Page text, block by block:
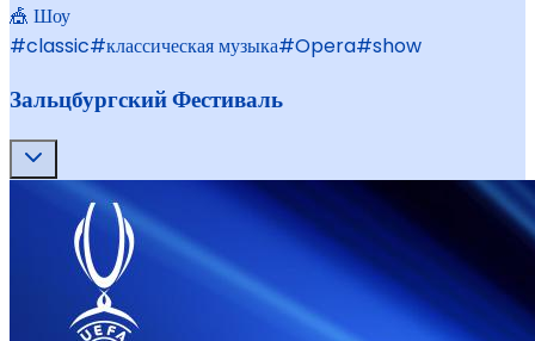
🎪 Шоу
#classic#классическая музыка#Opera#show
Зальцбургский Фестиваль